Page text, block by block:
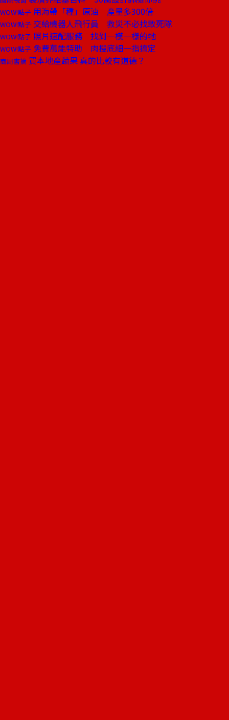
WOW!點子 用海帶「種」原油 產量多300倍
WOW!點子 交給機器人飛行員 救災不必找敢死隊
WOW!點子 照片速配服務 找到一模一樣的牠
WOW!點子 免費萬能特助 肉搜底細一指搞定
商周書摘 買本地產蔬果 真的比較有道德？